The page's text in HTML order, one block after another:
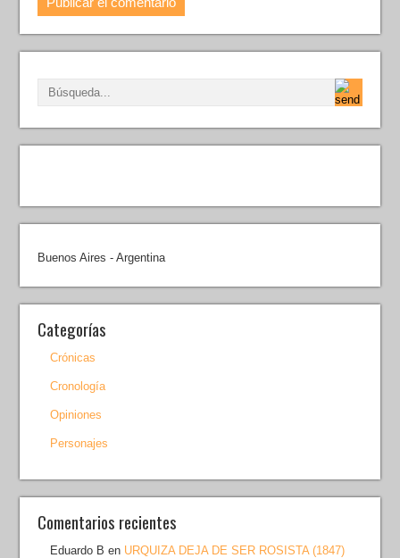
Buenos Aires - Argentina
Categorías
Crónicas
Cronología
Opiniones
Personajes
Comentarios recientes
Eduardo B en URQUIZA DEJA DE SER ROSISTA (1847)